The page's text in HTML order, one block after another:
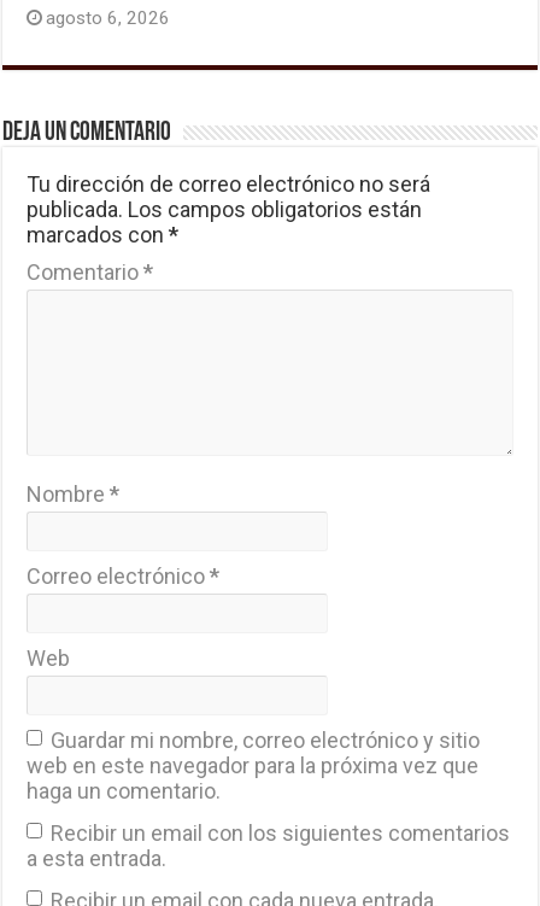
agosto 6, 2026
Deja un comentario
Tu dirección de correo electrónico no será
publicada. Los campos obligatorios están
marcados con*
Comentario*
Nombre*
Correo electrónico*
Web
Guardar mi nombre, correo electrónico y sitio
web en este navegador para la próxima vez que
haga un comentario.
Recibir un email con los siguientes comentarios
a esta entrada.
Recibir un email con cada nueva entrada.